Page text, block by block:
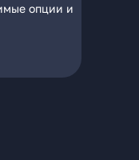
опции и